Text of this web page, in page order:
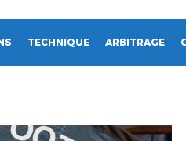
TECHNIQUE ARBITRAGE